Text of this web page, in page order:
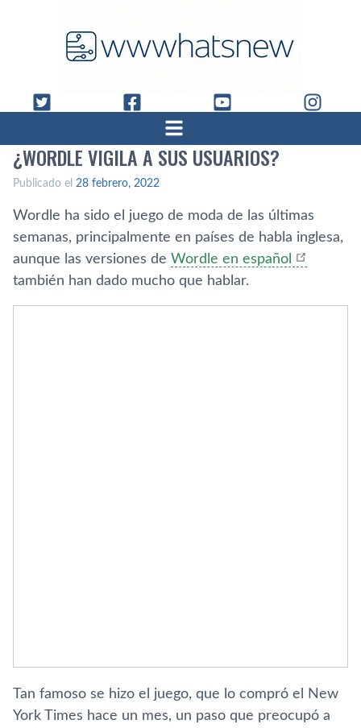
¿WORDLE VIGILA A SUS USUARIOS?
Publicado el 28 febrero, 2022
Wordle ha sido el juego de moda de las últimas
semanas, principalmente en países de habla inglesa,
aunque las versiones de Wordle en español
también han dado mucho que hablar.
Tan famoso se hizo el juego, que lo compró el New
York Times hace un mes, un paso que preocupó a